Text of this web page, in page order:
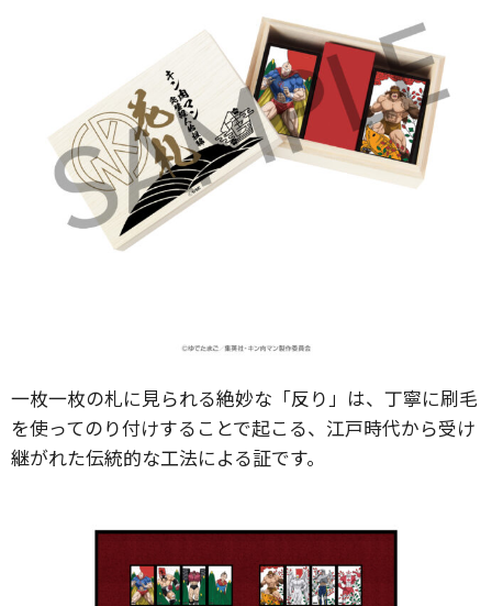
一枚一枚の札に見られる絶妙な「反り」は、丁寧に刷毛
を使ってのり付けすることで起こる、江戸時代から受け
継がれた伝統的な工法による証です。